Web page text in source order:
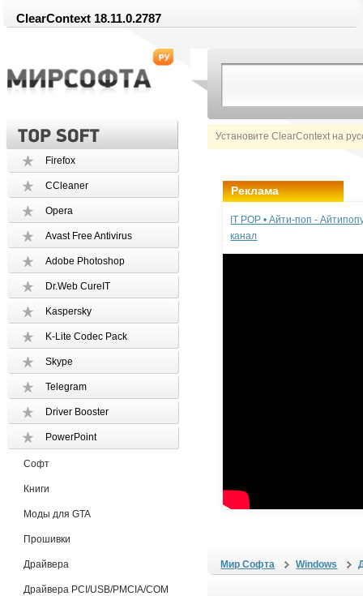
ClearContext 18.11.0.2787
Установите ClearContext на
Firefox
CCleaner
Opera
Avast Free Antivirus
Adobe Photoshop
Dr.Web CureIT
Kaspersky
K-Lite Codec Pack
Skype
Telegram
Driver Booster
PowerPoint
Софт
Книги
Моды для GTA
Прошивки
Драйвера
Драйвера PCI/USB/PMCIA/COM
Реклама
IT POP • Айти-поп -
канал
Мир Софта Windows